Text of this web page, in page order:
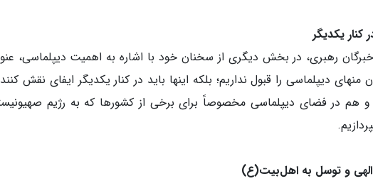
کنار یکدیگر
رهبری، در بخش دیگری از سخنان خود با اشاره به اهمیت دیپلماسی،
منهای دیپلماسی را قبول نداریم؛ بلکه اینها باید در کنار یکدیگر ایفای نقش
هم در فضای دیپلماسی مخصوصاً برای برخی از کشورها که به رژیم
و توسل به اهلبیت(ع)